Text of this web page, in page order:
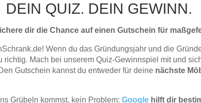
DEIN QUIZ. DEIN GEWINN.
dir die Chance auf einen Gutschein für
Wenn du das Gründungsjahr und die
richtig. Mach bei unserem Quiz-Gewinnspiel mit und
Gutschein kannst du entweder für deine nächste
Grübeln kommst, kein Problem: Google hilft dir